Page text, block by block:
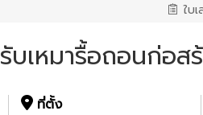
ใบ
รับเหมารื้อถอนก่อส
ที่ตั้ง